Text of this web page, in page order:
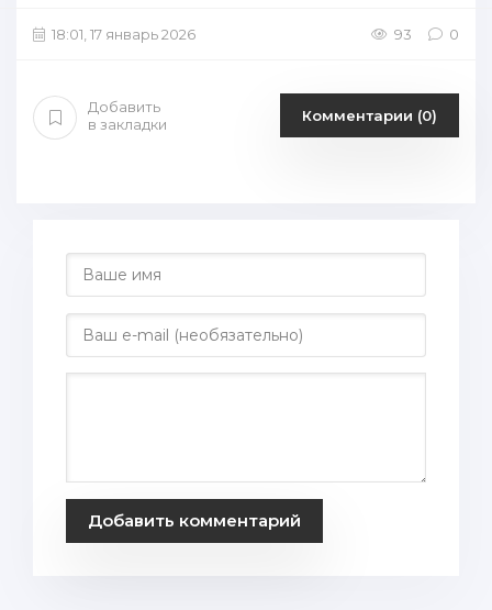
18:01, 17 январь 2026 93 0
Добавить
в закладки
Комментарии (0)
Добавить комментарий